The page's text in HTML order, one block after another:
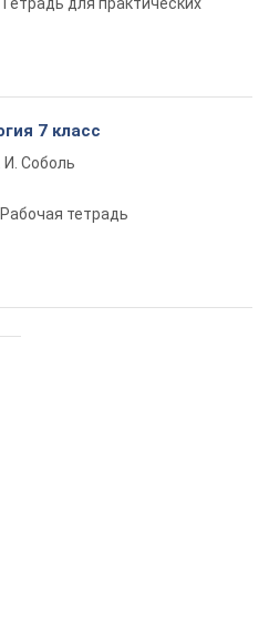
7 класс
И. Соболь
Рабочая тетрадь